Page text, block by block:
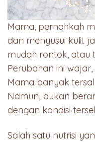
Mama, pernahkah
dan menyusui kulit
mudah rontok, atau
Perubahan ini
Mama banyak
Namun, bukan
dengan kondisi
Salah satu nutrisi